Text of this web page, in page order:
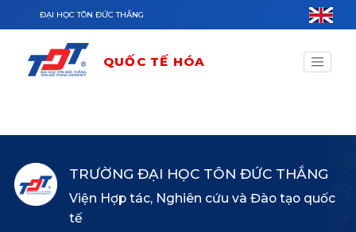
Nhảy đến nội dung
ĐẠI HỌC TÔN ĐỨC THẮNG
QUỐC TẾ HÓA
TRƯỜNG ĐẠI HỌC TÔN ĐỨC THẮNG
Viện Hợp tác, Nghiên cứu và Đào tạo quốc
tế